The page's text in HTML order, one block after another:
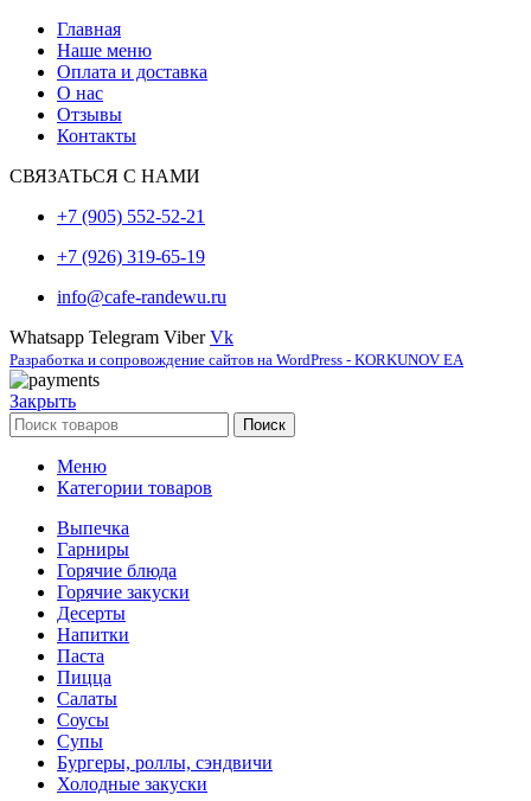
Главная
Наше меню
Оплата и доставка
О нас
Отзывы
Контакты
СВЯЗАТЬСЯ С НАМИ
+7 (905) 552-52-21
+7 (926) 319-65-19
info@cafe-randewu.ru
Whatsapp Telegram Viber Vk
Разработка и сопровождение сайтов на WordPress - KORKUNOV EA
Закрыть
Поиск
Меню
Категории товаров
Выпечка
Гарниры
Горячие блюда
Горячие закуски
Десерты
Напитки
Паста
Пицца
Салаты
Соусы
Супы
Бургеры, роллы, сэндвичи
Холодные закуски